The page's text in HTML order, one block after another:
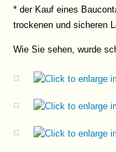
* der Kauf eines
trockenen und sicheren
Wie Sie sehen, wurde